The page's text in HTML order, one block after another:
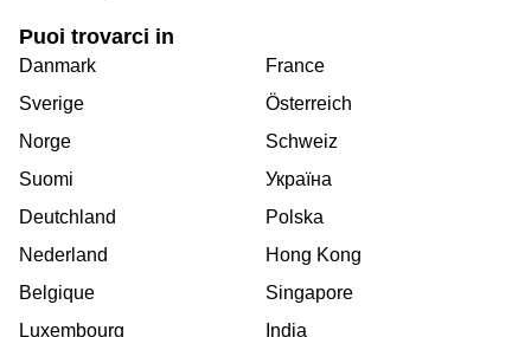
Puoi trovarci in
Danmark
Sverige
Norge
Suomi
Deutchland
Nederland
Belgique
Luxembourg
France
Österreich
Schweiz
Україна
Polska
Hong Kong
Singapore
India